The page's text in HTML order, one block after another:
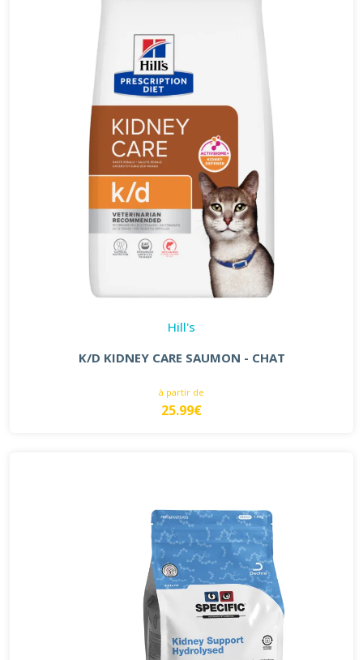
Hill's
K/D KIDNEY CARE SAUMON - CHAT
à partir de
25.99€